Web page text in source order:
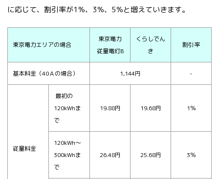
に応じて、割引率が1％、3％、5％と増えていきます。
東京電力エリアの場合
東京電力
従量電灯B
くらしでん
き
割引率
基本料金（40Ａの場合） 1,144円 -
従量料金
最初の
120kWhま
で
19.88円 19.68円 1％
120kWh～
300kWhま
で
26.48円 25.68円 3％